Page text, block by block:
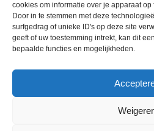
cookies om informatie over je apparaat
Door in te stemmen met deze
surfgedrag of unieke ID's op deze site
geeft of uw toestemming intrekt, kan dit
bepaalde functies en mogelijkheden.
RTV SLOS
RTV SLOS